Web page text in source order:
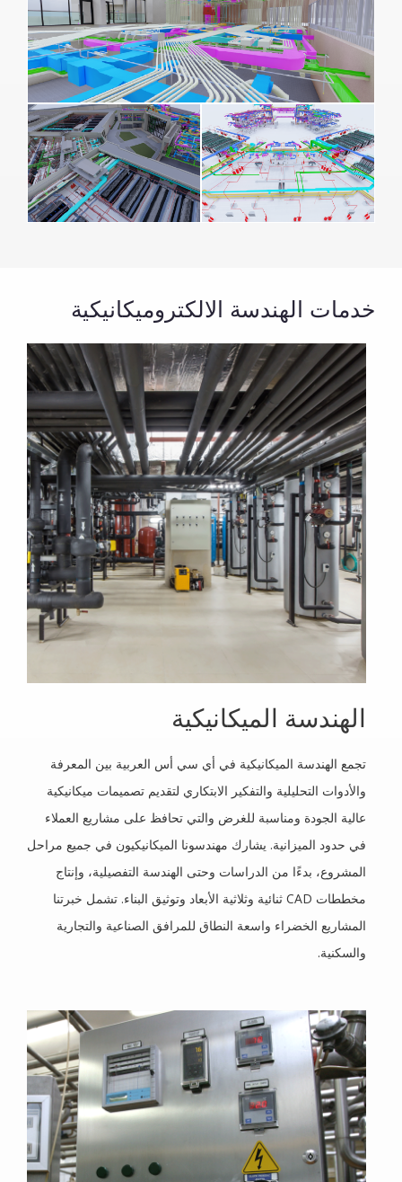
خدمات الهندسة الالكتروميكانيكية
الهندسة الميكانيكية
تجمع الهندسة الميكانيكية في أي سي أس العربية بين المعرفة
والأدوات التحليلية والتفكير الابتكاري لتقديم تصميمات ميكانيكية
عالية الجودة ومناسبة للغرض والتي تحافظ على مشاريع العملاء
في حدود الميزانية. يشارك مهندسونا الميكانيكيون في جميع مراحل
المشروع، بدءًا من الدراسات وحتى الهندسة التفصيلية، وإنتاج
مخططات CAD ثنائية وثلاثية الأبعاد وتوثيق البناء. تشمل خبرتنا
المشاريع الخضراء واسعة النطاق للمرافق الصناعية والتجارية
والسكنية.